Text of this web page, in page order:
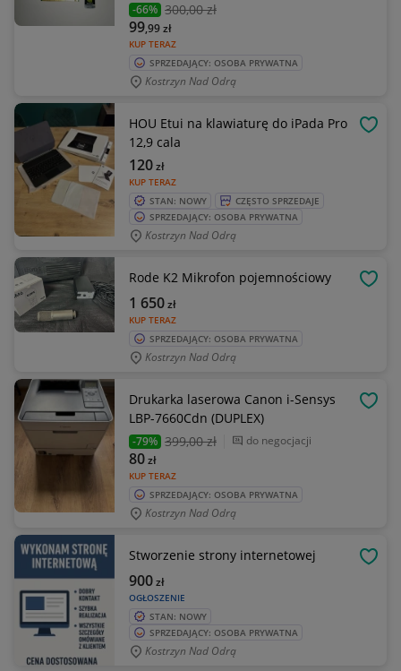
-66% 300,00 zł
KUP TERAZ
99,99zł
SPRZEDAJĄCY: OSOBA PRYWATNA
Kostrzyn Nad Odrą
HOU Etui na klawiaturę do iPada Pro
12,9 cala
KUP TERAZ
120zł
STAN: NOWY
CZĘSTO SPRZEDAJE
SPRZEDAJĄCY: OSOBA PRYWATNA
Kostrzyn Nad Odrą
Rode K2 Mikrofon pojemnościowy
KUP TERAZ
1 650zł
SPRZEDAJĄCY: OSOBA PRYWATNA
Kostrzyn Nad Odrą
Drukarka laserowa Canon i-Sensys
LBP-7660Cdn (DUPLEX)
-79% 399,00 zł do negocjacji
KUP TERAZ
80zł
SPRZEDAJĄCY: OSOBA PRYWATNA
Kostrzyn Nad Odrą
Stworzenie strony internetowej
OGŁOSZENIE
900zł
STAN: NOWY
SPRZEDAJĄCY: OSOBA PRYWATNA
Kostrzyn Nad Odrą